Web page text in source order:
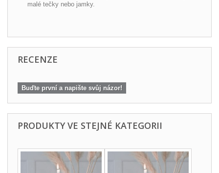
malé tečky nebo jamky.
RECENZE
Buďte první a napište svůj názor!
PRODUKTY VE STEJNÉ KATEGORII